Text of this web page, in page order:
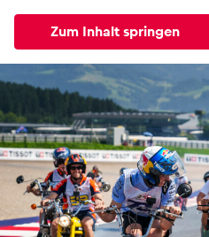
Zum Inhalt springen
Alle News Events
News